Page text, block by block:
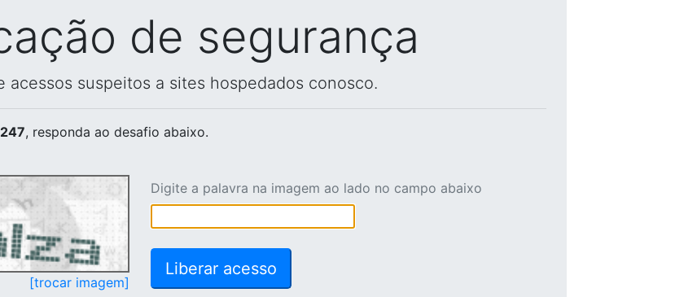
de segurança
acessos suspeitos a sites hospedados conosco.
, responda ao desafio abaixo.
[trocar imagem]
Digite a palavra na imagem ao lado no campo abaixo